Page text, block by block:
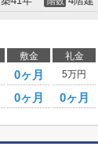
敷金 礼金
0ヶ月 5万円
0ヶ月 0ヶ月